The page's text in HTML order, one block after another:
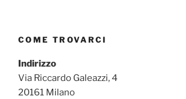
COME TROVARCI
Indirizzo
Via Riccardo Galeazzi, 4
20161 Milano